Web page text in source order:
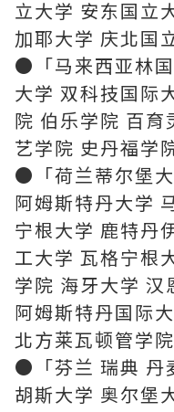
立大学 安东国立
加耶大学 庆北国
●「马来西亚林
大学 双科技国际
院 伯乐学院 百育
艺学院 史丹福学
●「荷兰蒂尔堡
阿姆斯特丹大学
宁根大学 鹿特丹
工大学 瓦格宁根
学院 海牙大学 汉
阿姆斯特丹国际
北方莱瓦顿管学
●「芬兰 瑞典 丹
胡斯大学 奥尔堡